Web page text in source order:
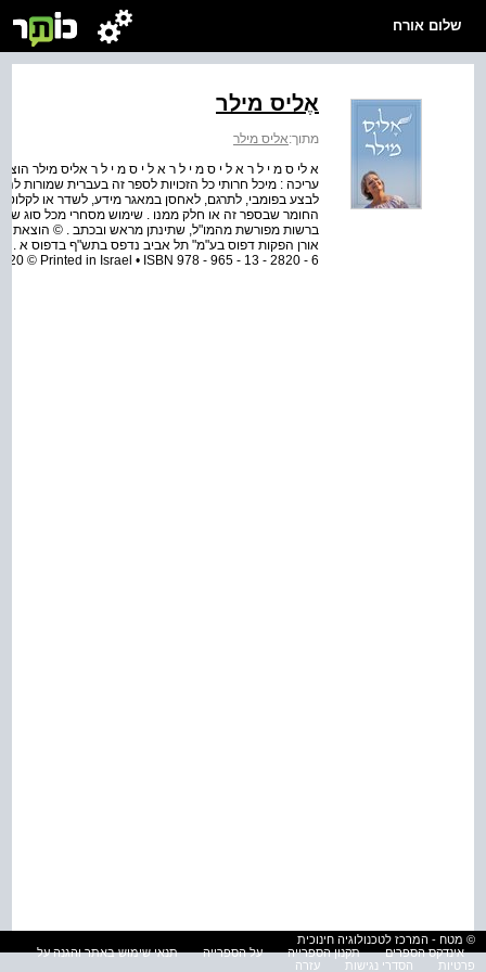
שלום אורח
אֶליס מילר
מתוך:אליס מילר
עריכה : מיכל חרותי כל הזכויות לספר זה בעברית שמורות
לבצע בפומבי, לתרגם, לאחסן במאגר מידע, לשדר או
החומר שבספר זה או חלק ממנו . שימוש מסחרי מכל סוג
ברשות מפורשת מהמו"ל, שתינתן מראש ובכתב . © הוצאת
© Printed in Israel • ISBN 978 - 965 - 13 - 2820 - 6
© מטח - המרכז לטכנולוגיה חינוכית
אינדקס הספרים
תקנון הספרייה על הספרייה
תנאי שימוש באתר והגנה על
פרטיות
הסדרי נגישות עזרה